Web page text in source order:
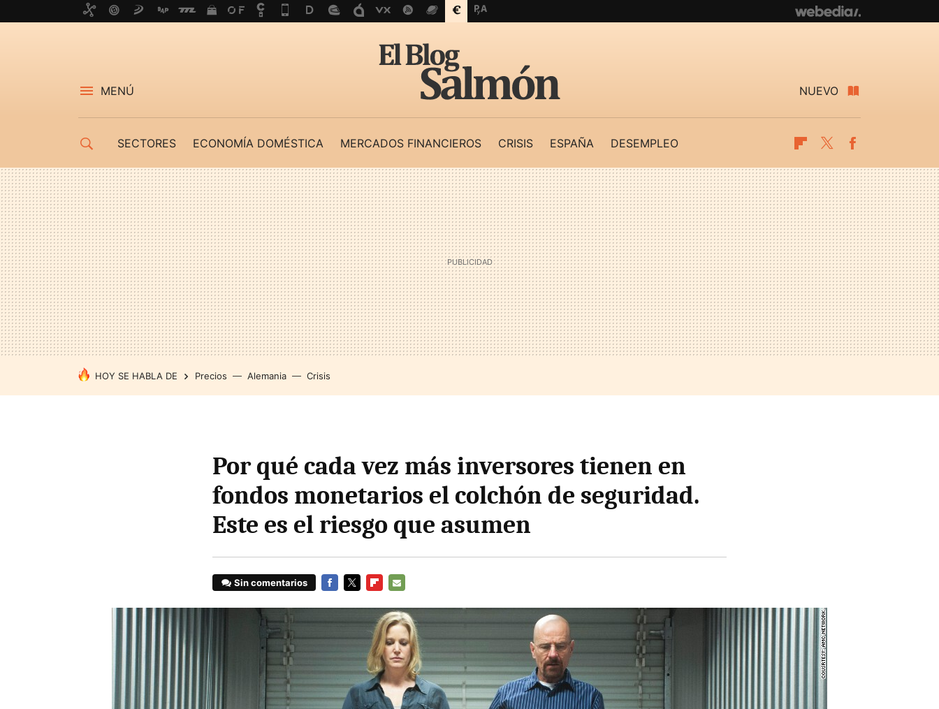
MENÚ NUEVO
SECTORES ECONOMÍA DOMÉSTICA MERCADOS FINANCIEROS CRISIS ESPAÑA DESEMPLEO Flipboard
Twitter
HOY SE HABLA DE Precios Alemania Crisis
Por qué cada vez más inversores tienen en
fondos monetarios el colchón de seguridad.
Este es el riesgo que asumen
Sin comentarios
MAIL